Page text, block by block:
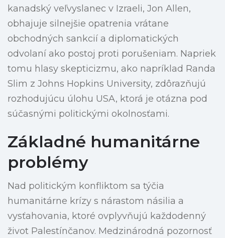
kanadský veľvyslanec v Izraeli, Jon Allen,
obhajuje silnejšie opatrenia vrátane
obchodných sankcií a diplomatických
odvolaní ako postoj proti porušeniam. Napriek
tomu hlasy skepticizmu, ako napríklad Randa
Slim z Johns Hopkins University, zdôrazňujú
rozhodujúcu úlohu USA, ktorá je otázna pod
súčasnými politickými okolnosťami.
Základné humanitárne
problémy
Nad politickým konfliktom sa týčia
humanitárne krízy s nárastom násilia a
vysťahovania, ktoré ovplyvňujú každodenný
život Palestínčanov. Medzinárodná pozornosť